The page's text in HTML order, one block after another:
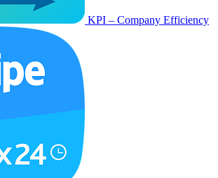
KPI – Company Efficiency